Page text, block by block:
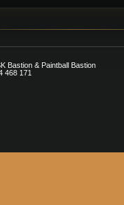
Bastion & Paintball Bastion
468 171